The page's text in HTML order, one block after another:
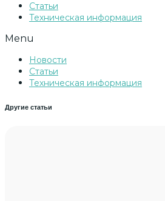
Статьи
Техническая информация
Menu
Новости
Статьи
Техническая информация
Другие статьи